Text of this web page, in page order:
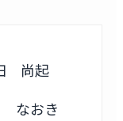
尚起